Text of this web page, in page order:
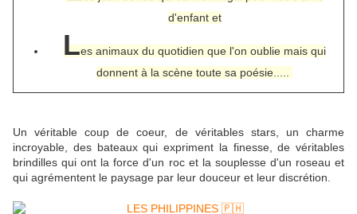
d'enfant et
Les animaux du quotidien que l'on oublie mais qui
donnent à la scène toute sa poésie.....
Un véritable coup de coeur, de véritables stars, un charme
incroyable, des bateaux qui expriment la finesse, de véritables
brindilles qui ont la force d'un roc et la souplesse d'un roseau et
qui agrémentent le paysage par leur douceur et leur discrétion.